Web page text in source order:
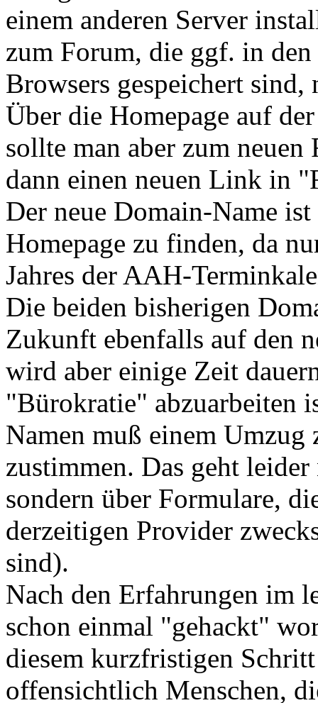
einem anderen Server
zum Forum, die ggf. in
Browsers gespeichert
Über die Homepage auf
sollte man aber zum
dann einen neuen Link in
Der neue Domain-Name
Homepage zu finden, da
Jahres der AAH-
Die beiden bisherigen
Zukunft ebenfalls auf den
wird aber einige Zeit
"Bürokratie" abzuarbeiten
Namen muß einem Umzug
zustimmen. Das geht
sondern über Formulare,
derzeitigen Provider
sind).
Nach den Erfahrungen im
schon einmal "gehackt"
diesem kurzfristigen
offensichtlich Menschen,